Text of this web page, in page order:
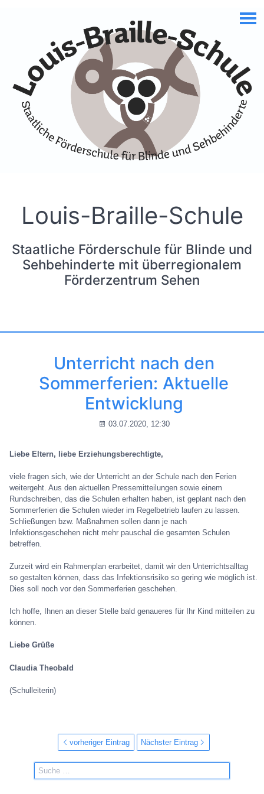
Louis-Braille-Schule
Staatliche Förderschule für Blinde und
Sehbehinderte mit überregionalem
Förderzentrum Sehen
Unterricht nach den
Sommerferien: Aktuelle
Entwicklung
03.07.2020, 12:30
Liebe Eltern, liebe Erziehungsberechtigte,
viele fragen sich, wie der Unterricht an der Schule nach den Ferien
weitergeht. Aus den aktuellen Pressemitteilungen sowie einem
Rundschreiben, das die Schulen erhalten haben, ist geplant nach den
Sommerferien die Schulen wieder im Regelbetrieb laufen zu lassen.
Schließungen bzw. Maßnahmen sollen dann je nach
Infektionsgeschehen nicht mehr pauschal die gesamten Schulen
betreffen.
Zurzeit wird ein Rahmenplan erarbeitet, damit wir den Unterrichtsalltag
so gestalten können, dass das Infektionsrisiko so gering wie möglich ist.
Dies soll noch vor den Sommerferien geschehen.
Ich hoffe, Ihnen an dieser Stelle bald genaueres für Ihr Kind mitteilen zu
können.
Liebe Grüße
Claudia Theobald
(Schulleiterin)
vorheriger Eintrag Nächster Eintrag